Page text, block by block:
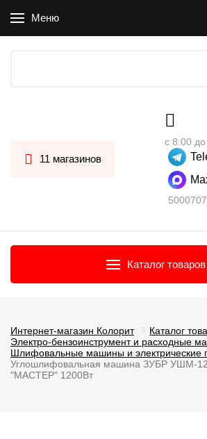
Меню
11 магазинов
с 8:00
Каталог товаров
Интернет-магазин Колорит
Каталог
Электро-бензоинструмент и расходные
Шлифовальные машины и электрические
Углошлифовальная машина ЗУБР УШМ-
"МАСТЕР" 1200Вт